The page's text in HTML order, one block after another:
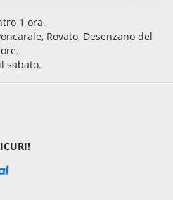
1 ora.
Rovato, Desenzano del
sabato.